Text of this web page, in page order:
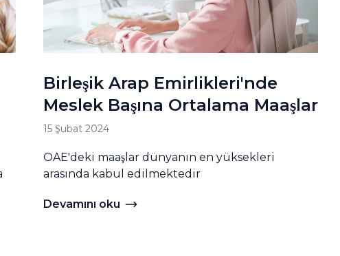
Sistemi
Birleşik Arap Emirlikleri'nde
Meslek Başına Ortalama Maaşlar
15 Şubat 2024
ОAE'deki maaşlar dünyanın en yüksekleri
arasında kabul edilmektedir
Devamını oku Birleşik Arap Emirlikleri'nde Meslek
Devamını oku